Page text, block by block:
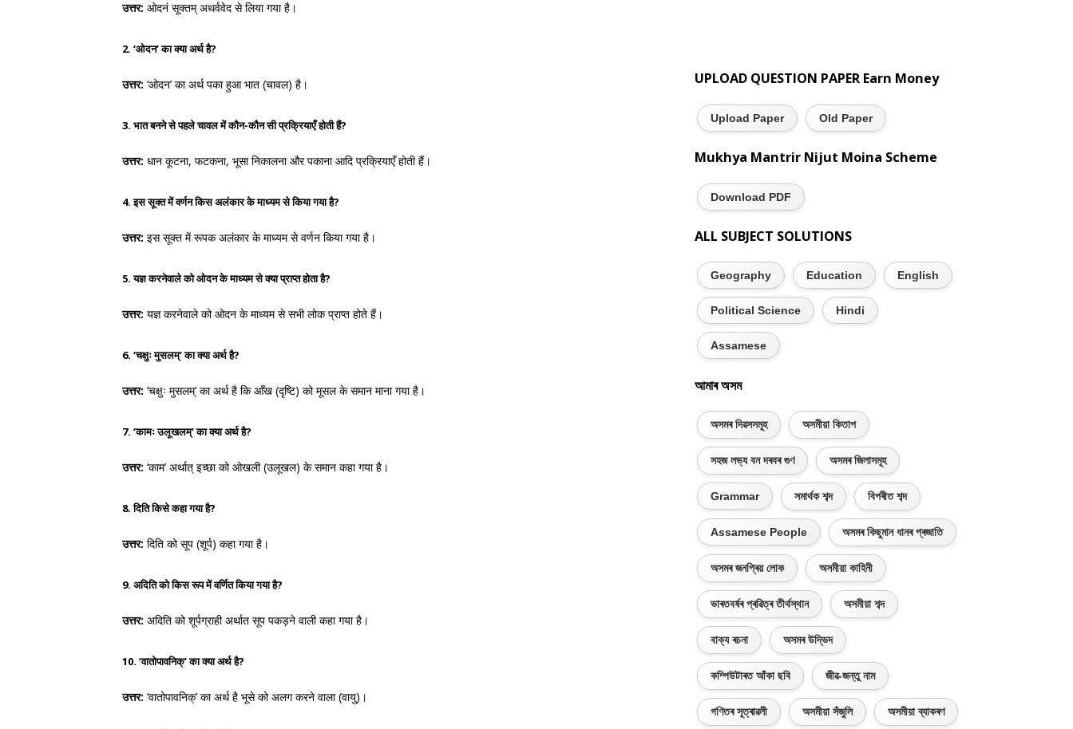
उत्तर: ओदनं सूक्तम् अथर्ववेद से लिया गया है।
2. ‘ओदन’ का क्या अर्थ है?
उत्तर: ‘ओदन’ का अर्थ पका हुआ भात (चावल) है।
3. भात बनने से पहले चावल में कौन-कौन सी प्रक्रियाएँ होती हैं?
उत्तर: धान कूटना, फटकना, भूसा निकालना और पकाना आदि प्रक्रियाएँ होती हैं।
4. इस सूक्त में वर्णन किस अलंकार के माध्यम से किया गया है?
उत्तर: इस सूक्त में रूपक अलंकार के माध्यम से वर्णन किया गया है।
5. यज्ञ करनेवाले को ओदन के माध्यम से क्या प्राप्त होता है?
उत्तर: यज्ञ करनेवाले को ओदन के माध्यम से सभी लोक प्राप्त होते हैं।
6. ‘चक्षुः मुसलम्’ का क्या अर्थ है?
उत्तर: ‘चक्षुः मुसलम्’ का अर्थ है कि आँख (दृष्टि) को मूसल के समान माना गया है।
7. ‘कामः उलूखलम्’ का क्या अर्थ है?
उत्तर: ‘काम’ अर्थात् इच्छा को ओखली (उलूखल) के समान कहा गया है।
8. दिति किसे कहा गया है?
उत्तर: दिति को सूप (शूर्प) कहा गया है।
9. अदिति को किस रूप में वर्णित किया गया है?
उत्तर: अदिति को शूर्पग्राही अर्थात सूप पकड़ने वाली कहा गया है।
10. ‘वातोपावनिक्’ का क्या अर्थ है?
उत्तर: ‘वातोपावनिक्’ का अर्थ है भूसे को अलग करने वाला (वायु)।
UPLOAD QUESTION PAPER Earn Money
Upload Paper Old Paper
Mukhya Mantrir Nijut Moina Scheme
Download PDF
ALL SUBJECT SOLUTIONS
Geography Education English
Political Science Hindi
Assamese
আমাৰ অসম
অসমৰ দিৱসসমূহ অসমীয়া কিতাপ
সহজ লভ্য বন দৰবৰ গুণ অসমৰ জিলাসমূহ
Grammar সমাৰ্থক শব্দ বিপৰীত শব্দ
Assamese People অসমৰ কিছুমান ধানৰ প্ৰজাতি
অসমৰ জনপ্ৰিয় লোক অসমীয়া কাহিনী
ভাৰতবৰ্ষৰ প্ৰৱিত্ৰ তীৰ্থস্থান অসমীয়া শব্দ
বাক্য ৰচনা অসমৰ উদ্ভিদ
কম্পিউটাৰত আঁকা ছবি জীৱ-জন্তু নাম
গণিতৰ সূত্ৰাৱলী অসমীয়া সঁজুলি অসমীয়া ব্যাকৰণ